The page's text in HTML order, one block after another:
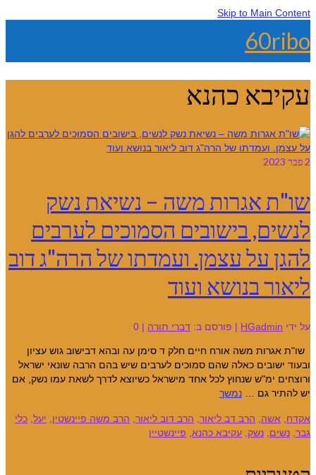
Skip to Main Content
60ribo
עקיבא כהנא
2פבר 2023
שו"ת אגרות משה – נשיאת נשק
לנשים, בישובים הסמוכים לערבים
להגן על עצמן. ועמדתו של הרה"ג דוב
ליאור בנושא ועוד
על ידי HGadmin
| פורסם ב: דברי תורה |
0
שו"ת אגרות משה אורח חיים חלק ד סימן עה ובהא דבישוב גוש עציון
ובעוד ישובים כאלה שהם סמוכים לערבים שיש בהם הרבה שונאי ישראל
ורוצחים ימ"ש שנחוץ לכל אחד מישראל כשיוצא לדרך לשאת עמו נשק, אם
יש להתיר גם …
נמשך
אקדח, אשה, הרב דב ליאור, הרב דוב ליאור, הרב משה פיינשטין, יעל, כלי
גבר, נשים, נשק, עקיבא כהנא, פיינשטיין